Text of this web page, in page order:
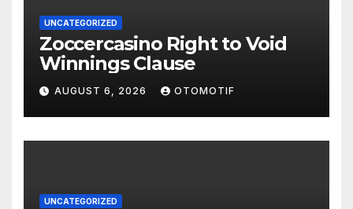
UNCATEGORIZED
Zoccercasino Right to Void
Winnings Clause
AUGUST 6, 2026 OTOMOTIF
UNCATEGORIZED